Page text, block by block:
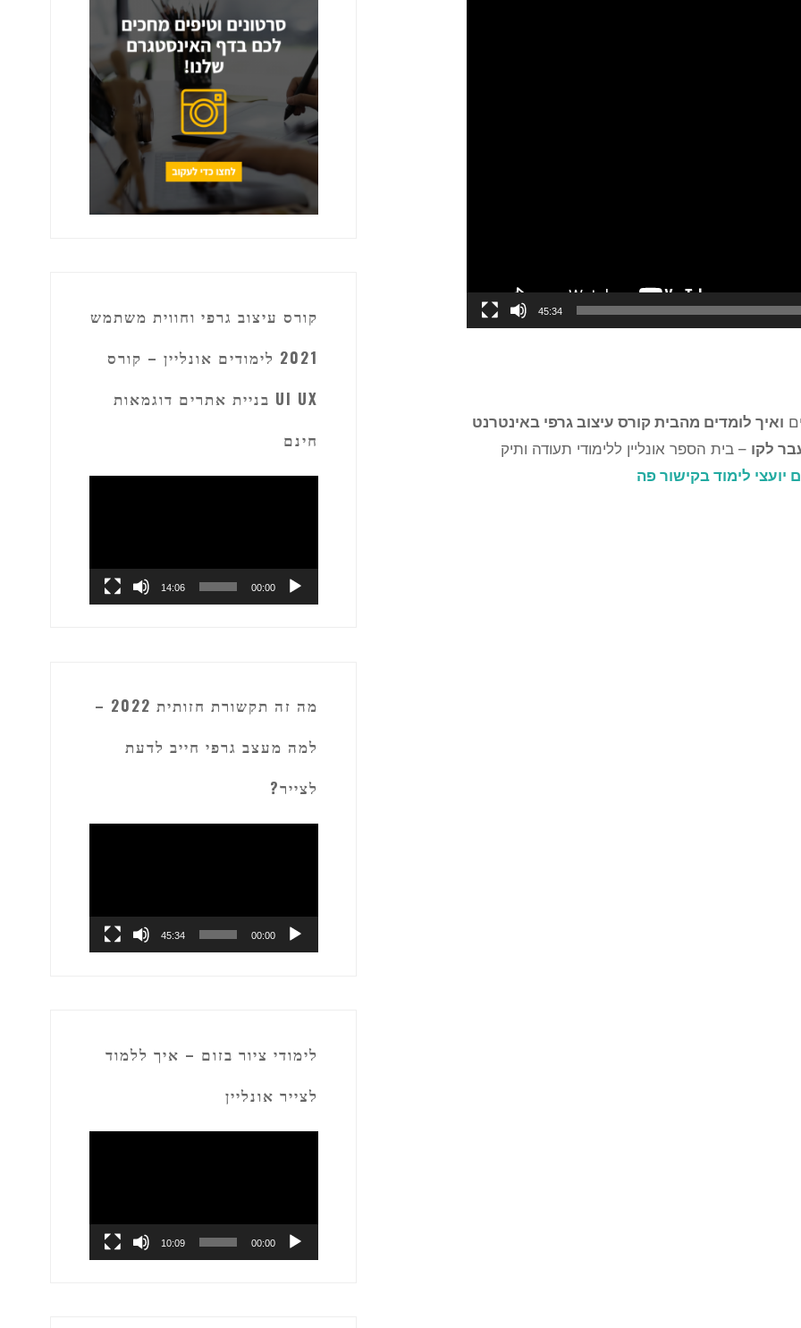
45:34
ואיך לומדים מהבית קורס עיצוב גרפי באינטרנט
לקו – בית הספר אונליין ללימודי תעודה ותיק
לימוד בקישור פה
קורס עיצוב גרפי וחווית משתמש
2021 לימודים אונליין – קורס
UI UX בניית אתרים דוגמאות
חינם
00:00
14:06
מה זה תקשורת חזותית 2022 –
למה מעצב גרפי חייב לדעת
לצייר?
00:00
45:34
לימודי ציור בזום – איך ללמוד
לצייר אונליין
00:00
10:09